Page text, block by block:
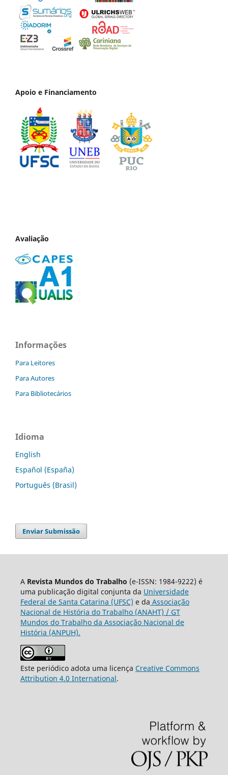
Apoio e Financiamento
Avaliação
Informações
Para Leitores
Para Autores
Para Bibliotecários
Idioma
English
Español (España)
Português (Brasil)
Enviar Submissão
A Revista Mundos do Trabalho (e-ISSN: 1984-9222) é
uma publicação digital conjunta da Universidade
Federal de Santa Catarina (UFSC) e da Associação
Nacional de História do Trabalho (ANAHT) / GT
Mundos do Trabalho da Associação Nacional de
História (ANPUH).
Este periódico adota uma licença Creative Commons
Attribution 4.0 International.